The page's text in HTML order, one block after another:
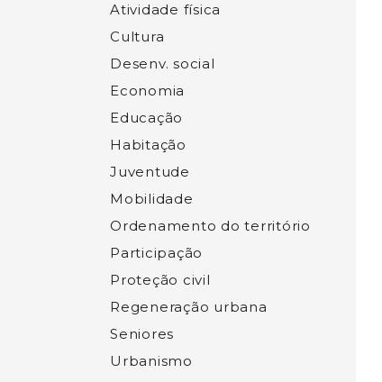
Atividade física
Cultura
Desenv. social
Economia
Educação
Habitação
Juventude
Mobilidade
Ordenamento do território
Participação
Proteção civil
Regeneração urbana
Seniores
Urbanismo